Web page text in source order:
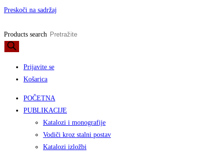
Preskoči na sadržaj
Products search
Prijavite se
Košarica
POČETNA
PUBLIKACIJE
Katalozi i monografije
Vodiči kroz stalni postav
Katalozi izložbi